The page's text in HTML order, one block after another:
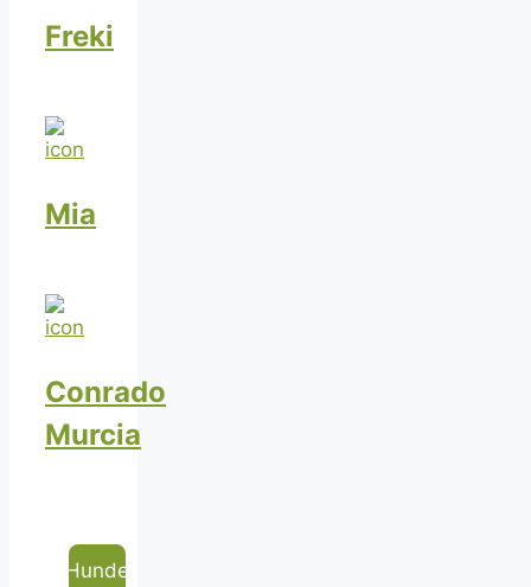
Freki
Mia
Conrado
Murcia
Hunde